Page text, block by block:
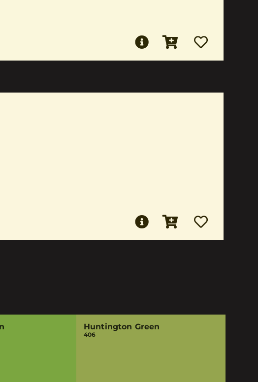
Huntington Green
406